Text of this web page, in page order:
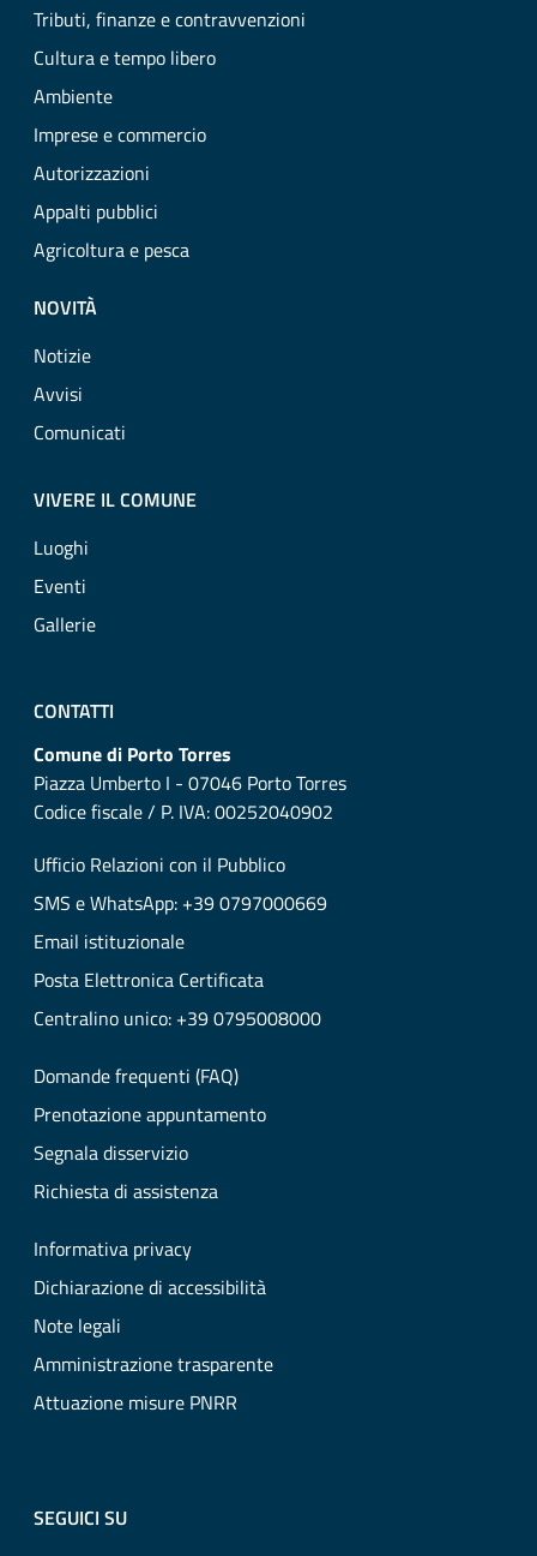
Tributi, finanze e contravvenzioni
Cultura e tempo libero
Ambiente
Imprese e commercio
Autorizzazioni
Appalti pubblici
Agricoltura e pesca
NOVITÀ
Notizie
Avvisi
Comunicati
VIVERE IL COMUNE
Luoghi
Eventi
Gallerie
CONTATTI
Comune di Porto Torres
Piazza Umberto I - 07046 Porto Torres
Codice fiscale / P. IVA: 00252040902
Ufficio Relazioni con il Pubblico
SMS e WhatsApp: +39 0797000669
Email istituzionale
Posta Elettronica Certificata
Centralino unico: +39 0795008000
Domande frequenti (FAQ)
Prenotazione appuntamento
Segnala disservizio
Richiesta di assistenza
Informativa privacy
Dichiarazione di accessibilità
Note legali
Amministrazione trasparente
Attuazione misure PNRR
SEGUICI SU